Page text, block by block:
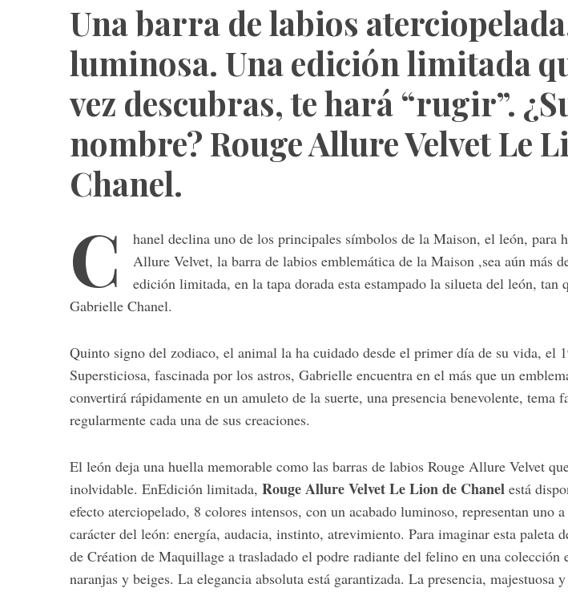
Una barra de labios
luminosa. Una edición limitada
vez descubras, te hará “rugir”.
nombre? Rouge Allure Velvet Le
Chanel.
C
hanel declina uno de los principales símbolos de la Maison, el león, para
Allure Velvet, la barra de labios emblemática de la Maison ,sea aún más
edición limitada, en la tapa dorada esta estampado la silueta del león, tan
Gabrielle Chanel.
Quinto signo del zodiaco, el animal la ha cuidado desde el primer día de su vida, el
Supersticiosa, fascinada por los astros, Gabrielle encuentra en el más que un
convertirá rápidamente en un amuleto de la suerte, una presencia benevolente, tema
regularmente cada una de sus creaciones.
El león deja una huella memorable como las barras de labios Rouge Allure Velvet
inolvidable. EnEdición limitada, Rouge Allure Velvet Le Lion de Chanel está
efecto aterciopelado, 8 colores intensos, con un acabado luminoso, representan uno
carácter del león: energía, audacia, instinto, atrevimiento. Para imaginar esta paleta
de Création de Maquillage a trasladado el podre radiante del felino en una colección
naranjas y beiges. La elegancia absoluta está garantizada. La presencia, majestuosa
a
r
c
h
r
: